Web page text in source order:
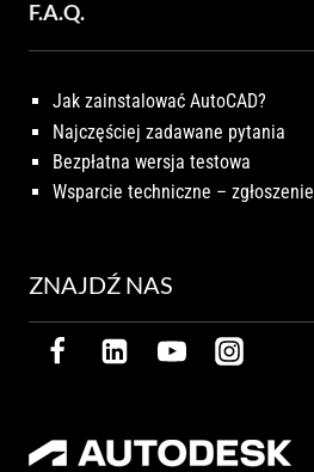
F.A.Q.
Jak zainstalować AutoCAD?
Najczęściej zadawane pytania
Bezpłatna wersja testowa
Wsparcie techniczne – zgłoszenie
ZNAJDŹ NAS